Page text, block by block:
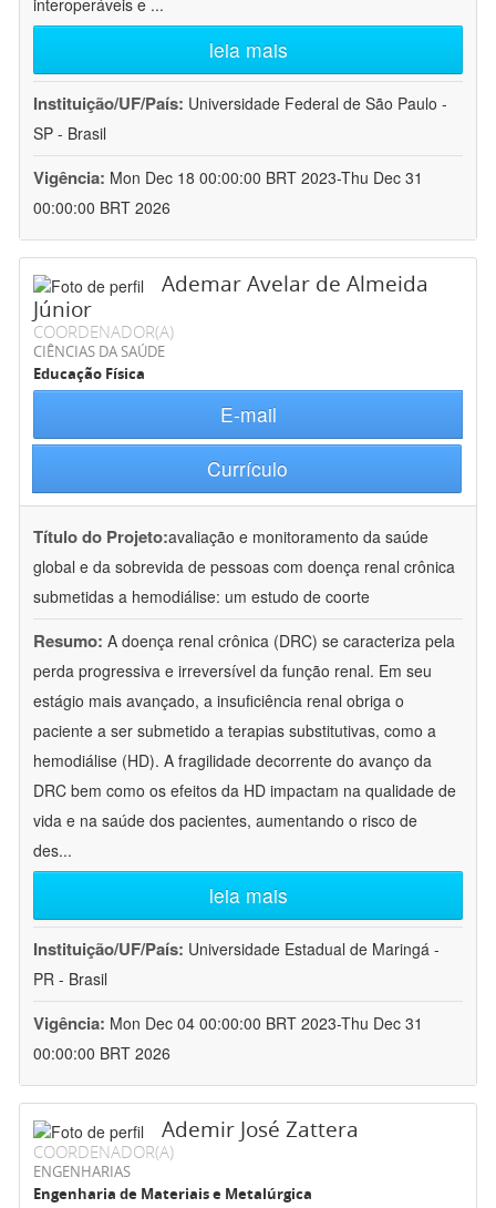
interoperáveis e ...
leia mais
Instituição/UF/País: Universidade Federal de São Paulo -
SP - Brasil
Vigência: Mon Dec 18 00:00:00 BRT 2023-Thu Dec 31
00:00:00 BRT 2026
Ademar Avelar de Almeida
Júnior
COORDENADOR(A)
CIÊNCIAS DA SAÚDE
Educação Física
E-mail
Currículo
Título do Projeto:avaliação e monitoramento da saúde
global e da sobrevida de pessoas com doença renal crônica
submetidas a hemodiálise: um estudo de coorte
Resumo: A doença renal crônica (DRC) se caracteriza pela
perda progressiva e irreversível da função renal. Em seu
estágio mais avançado, a insuficiência renal obriga o
paciente a ser submetido a terapias substitutivas, como a
hemodiálise (HD). A fragilidade decorrente do avanço da
DRC bem como os efeitos da HD impactam na qualidade de
vida e na saúde dos pacientes, aumentando o risco de
des...
leia mais
Instituição/UF/País: Universidade Estadual de Maringá -
PR - Brasil
Vigência: Mon Dec 04 00:00:00 BRT 2023-Thu Dec 31
00:00:00 BRT 2026
Ademir José Zattera
COORDENADOR(A)
ENGENHARIAS
Engenharia de Materiais e Metalúrgica